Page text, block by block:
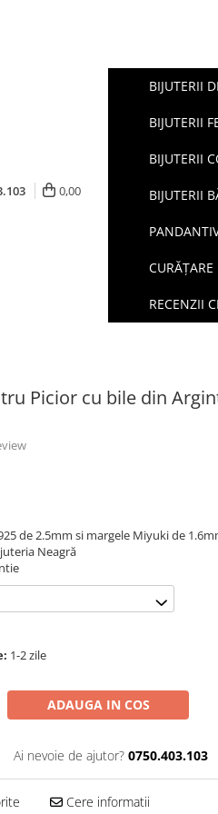
0,00
BIJUTERII
BIJUTERII
BIJUTERII
BIJUTERII
CURĂȚARE
RECENZII
Picior cu bile din
de 2.5mm si margele Miyuki de
Neagră
1-2 zile
ADAUGA IN COS
Ai nevoie de ajutor? 0750.403.103
Cere informatii